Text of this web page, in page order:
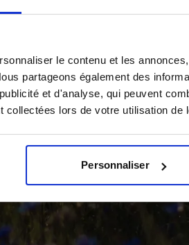
le contenu et les
partageons également des
et d'analyse, qui peuvent
collectées lors de votre utilisation de
Personnaliser
soutenue et
et clarté.
// Future maman célibataire du